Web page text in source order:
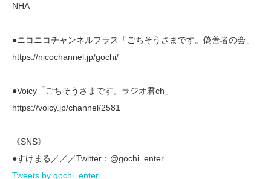
NHA
●ニコニコチャンネルプラス「ごちそうさまです。偽善者の会」
https://nicochannel.jp/gochi/
●Voicy「ごちそうさまです。ラジオ君ch」
https://voicy.jp/channel/2581
《SNS》
●すけまる／／／Twitter：@gochi_enter
Tweets by gochi_enter